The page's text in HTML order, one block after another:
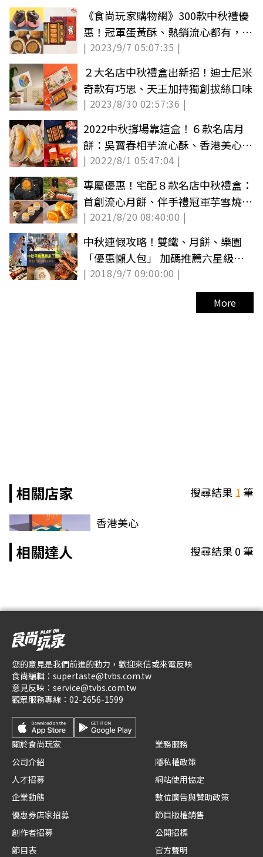
《食尚玩家購物網》300款中秋禮優
惠！冠軍蛋黃酥、熱銷流心都有，滿
1500再折150元
| 2023/9/7 05:07:35 |
２大名店中秋禮盒出新招！迪士尼米
奇款有巧思、天王加持獨創拔絲口味
| 2023/8/30 02:57:36 |
2022中秋撐場靠這盒！６款名店月
餅：吳寶春相芋流心酥、香港美心雙
黃蓮蓉
| 2022/8/1 05:47:04 |
專屬優惠！宅配８款名店中秋禮盒：
首創流心月餅、伴手禮冠軍芋雪燒、
賣破萬盒爆漿蛋捲
| 2021/8/20 08:40:00 |
中秋連假攻略！雙鐵、月餅、樂園
「優惠懶人包」 加碼推薦六星級露
營、燒烤餐廳
| 2018/9/7 09:00:00 |
More
相關店家 搜尋結果 1筆
香港美心
相關達人 搜尋結果0筆
您的意見是我們前進的動力，歡迎來信或來電反映
食尚編輯： supertaste@tvbs.com.tw
意見反映： service@tvbs.com.tw
觀眾服務專線： 02-2656-1599
關於食尚玩家
公司介紹
人才招募
企業動態
優惠券店家招募
創作者招募
節目表
業務服務
隱私權政策
網站使用協定
數位廣告與贊助政策
節目版權銷售
公開招標
官方聲明